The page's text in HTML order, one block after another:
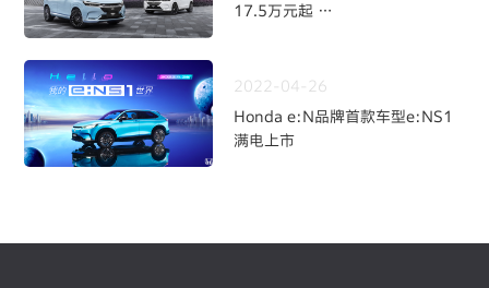
17.5万元起
2022-04-26
Honda e:N品牌首款车型e:NS1
满电上市